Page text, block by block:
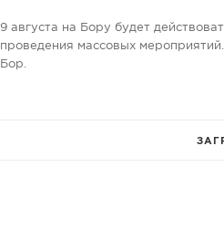
9 августа на Бору будет
проведения массовых
Бор.